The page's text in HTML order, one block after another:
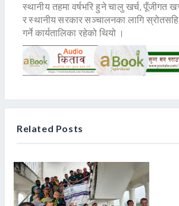
स्थानीय तहमा वर्षभरि हुने चालु खर्च, पूँजीगत
र स्थानीय सरकार सञ्चालनका लागि
गर्ने कार्यतालिका रहेको थियो ।
Related Posts